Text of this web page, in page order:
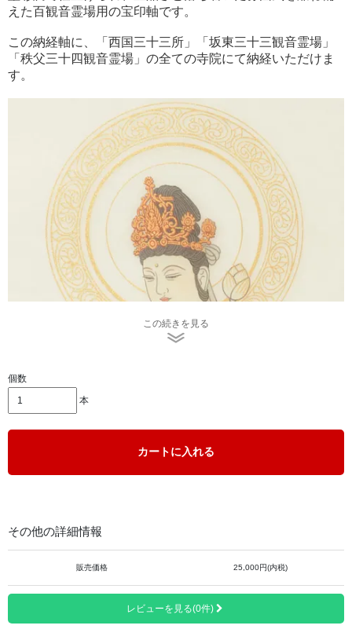
えた百観音霊場用の宝印軸です。
この納経軸に、「西国三十三所」「坂東三十三観音霊場」
「秩父三十四観音霊場」の全ての寺院にて納経いただけま
す。
この続きを見る
個数
本
カートに入れる
その他の詳細情報
販売価格 25,000円(内税)
レビューを見る(0件)